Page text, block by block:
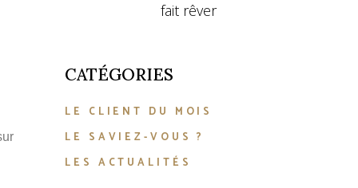
fait rêver
CATÉGORIES
LE CLIENT DU MOIS
LE SAVIEZ-VOUS ?
LES ACTUALITÉS